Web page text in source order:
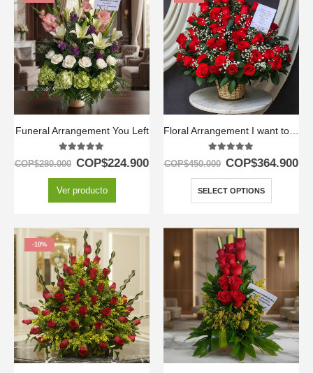
Funeral Arrangement You Left
out of 5
COP$280.000 COP$224.900
Ver producto
out of 5
COP$450.000 COP$364.900
SELECT OPTIONS
-10%